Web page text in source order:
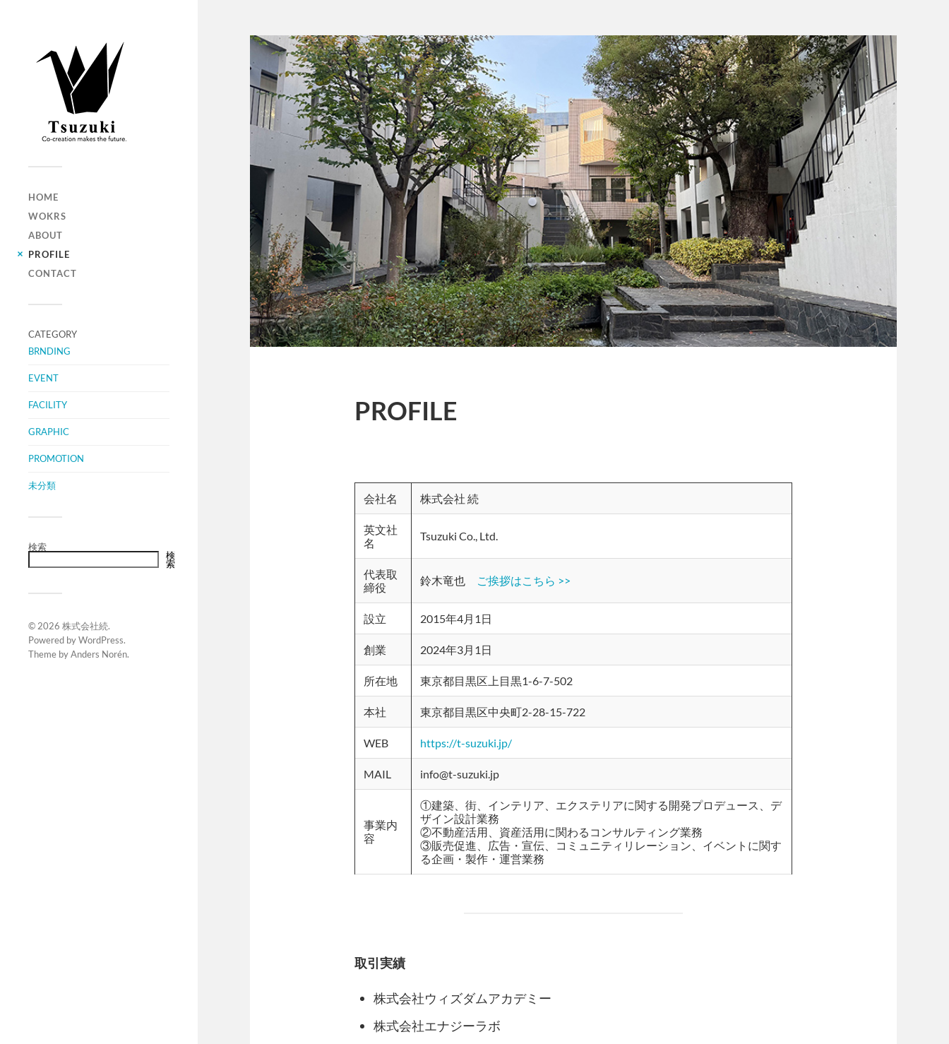
HOME
WOKRS
ABOUT
PROFILE
CONTACT
CATEGORY
BRNDING
EVENT
FACILITY
GRAPHIC
PROMOTION
未分類
検索
検
索
© 2026 株式会社続.
Powered byWordPress.
Theme byAnders Norén.
PROFILE
会社名 株式会社 続
英文社
名
Tsuzuki Co., Ltd.
代表取
締役
鈴木竜也 ご挨拶はこちら >>
設立 2015年4月1日
創業 2024年3月1日
所在地 東京都目黒区上目黒1-6-7-502
本社 東京都目黒区中央町2-28-15-722
WEB https://t-suzuki.jp/
MAIL info@t-suzuki.jp
事業内
容
①建築、街、インテリア、エクステリアに関する開発プロデュース、デ
ザイン設計業務
②不動産活用、資産活用に関わるコンサルティング業務
③販売促進、広告・宣伝、コミュニティリレーション、イベントに関す
る企画・製作・運営業務
取引実績
株式会社ウィズダムアカデミー
株式会社エナジーラボ